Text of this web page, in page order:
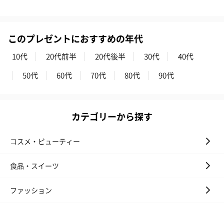
ゼリーバウム カット
（レモン＆紅茶）（432
円）
麦わらパンダバウム
（バナナ味）（540円）
り〜 3号（864
スキンケアグッズを同梱してお届けします。
このプレゼントにおすすめの年代
10代 20代前半 20代後半 30代
40代
50代
60代 70代 80代 90代
カテゴリーから探す
コスメ・ビューティー
食品・スイーツ
ファッション